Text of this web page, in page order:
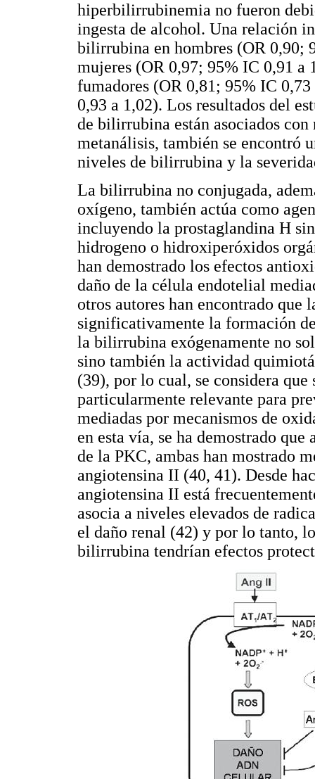
hiperbilirrubinemia no fueron
ingesta de alcohol. Una relación
bilirrubina en hombres (OR 0,90;
mujeres (OR 0,97; 95% IC 0,91 a
fumadores (OR 0,81; 95% IC
0,93 a 1,02). Los resultados del
de bilirrubina están asociados
metanálisis, también se encontró
niveles de bilirrubina y la
La bilirrubina no conjugada,
oxígeno, también actúa como
incluyendo la prostaglandina H
hidrogeno o hidroxiperóxidos
han demostrado los efectos
daño de la célula endotelial
otros autores han encontrado que
significativamente la formación
la bilirrubina exógenamente no
sino también la actividad
(39), por lo cual, se considera
particularmente relevante para
mediadas por mecanismos de
en esta vía, se ha demostrado
de la PKC, ambas han mostrado
angiotensina II (40, 41). Desde
angiotensina II está
asocia a niveles elevados de
el daño renal (42) y por lo tanto,
bilirrubina tendrían efectos